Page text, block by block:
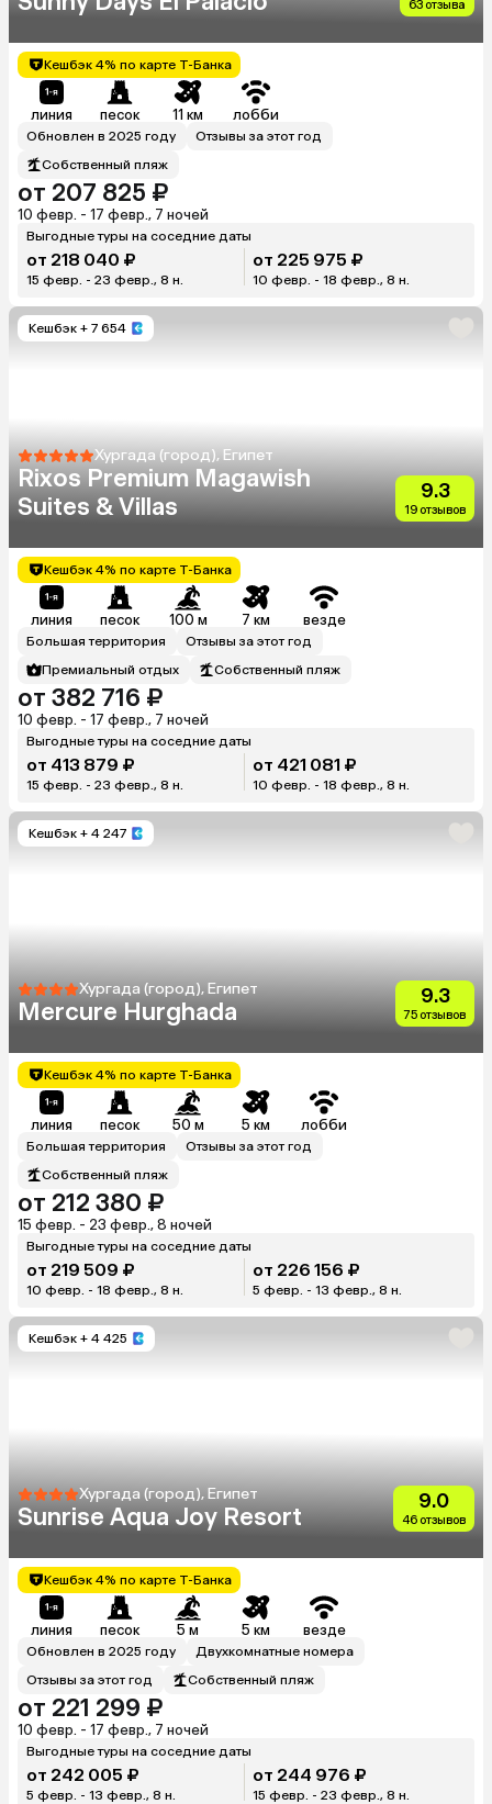
63 отзыва
Кешбэк 4% по карте Т-Банка
линия песок 11 км лобби
Обновлен в 2025 году
Отзывы за этот год
Собственный пляж
от 207 825 ₽
10 февр. - 17 февр., 7 ночей
Выгодные туры на соседние даты
от 218 040 ₽
15 февр. - 23 февр., 8 н.
от 225 975 ₽
10 февр. - 18 февр., 8 н.
Кешбэк + 7 654
Хургада (город), Египет
Rixos Premium Magawish
Suites & Villas
9.3
19 отзывов
Кешбэк 4% по карте Т-Банка
линия песок 100 м 7 км везде
Большая территория
Отзывы за этот год
Премиальный отдых
Собственный пляж
от 382 716 ₽
10 февр. - 17 февр., 7 ночей
Выгодные туры на соседние даты
от 413 879 ₽
15 февр. - 23 февр., 8 н.
от 421 081 ₽
10 февр. - 18 февр., 8 н.
Кешбэк + 4 247
Хургада (город), Египет
Mercure Hurghada
9.3
75 отзывов
Кешбэк 4% по карте Т-Банка
линия песок 50 м 5 км лобби
Большая территория
Отзывы за этот год
Собственный пляж
от 212 380 ₽
15 февр. - 23 февр., 8 ночей
Выгодные туры на соседние даты
от 219 509 ₽
10 февр. - 18 февр., 8 н.
от 226 156 ₽
5 февр. - 13 февр., 8 н.
Кешбэк + 4 425
Хургада (город), Египет
Sunrise Aqua Joy Resort
9.0
46 отзывов
Кешбэк 4% по карте Т-Банка
линия песок 5 м 5 км везде
Обновлен в 2025 году
Двухкомнатные номера
Отзывы за этот год
Собственный пляж
от 221 299 ₽
10 февр. - 17 февр., 7 ночей
Выгодные туры на соседние даты
от 242 005 ₽
5 февр. - 13 февр., 8 н.
от 244 976 ₽
15 февр. - 23 февр., 8 н.